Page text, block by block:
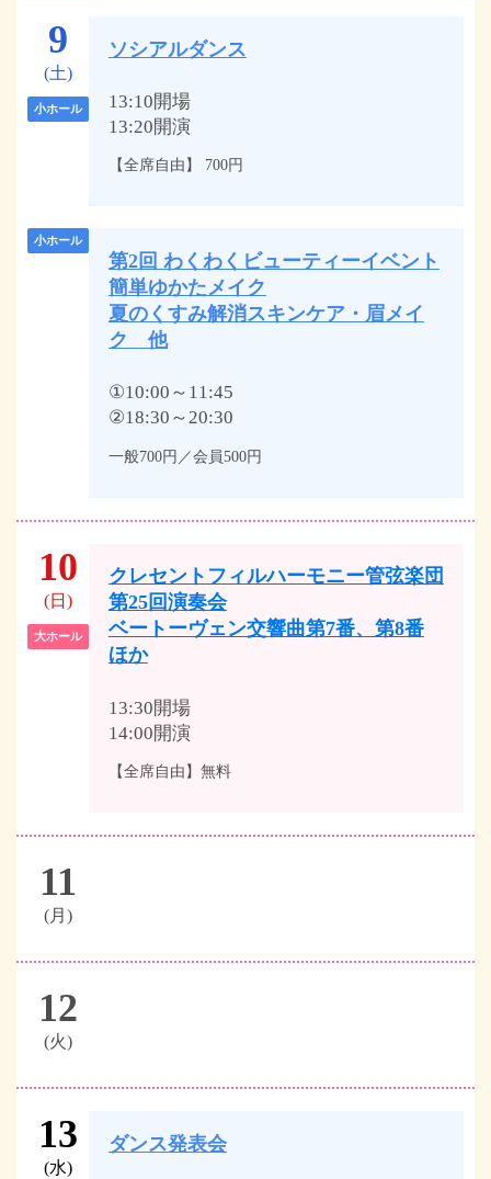
9
(土)
小ホール
ソシアルダンス
13:10開場
13:20開演
【全席自由】 700円
小ホール
第2回 わくわくビューティーイベント
簡単ゆかたメイク
夏のくすみ解消スキンケア・眉メイ
ク 他
①10:00～11:45
②18:30～20:30
一般700円／会員500円
10
(日)
大ホール
クレセントフィルハーモニー管弦楽団
第25回演奏会
ベートーヴェン交響曲第7番、第8番
ほか
13:30開場
14:00開演
【全席自由】無料
11
(月)
12
(火)
13
(水)
ダンス発表会